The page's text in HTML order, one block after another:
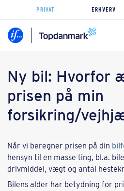
PRIVAT ERHVERV
Ny bil: Hvorfor
prisen på min
forsikring/
Når vi beregner prisen på din
hensyn til en masse ting, bl.a.
drivmiddel, vægt og antal
Bilens alder har betydning for